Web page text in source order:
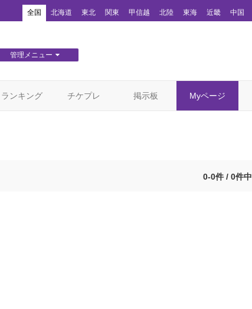
全国 北海道 東北 関東 甲信越 北陸 東海 近畿 中国
管理メニュー
ランキング チケプレ 掲示板 Myページ
0-0件 / 0件中